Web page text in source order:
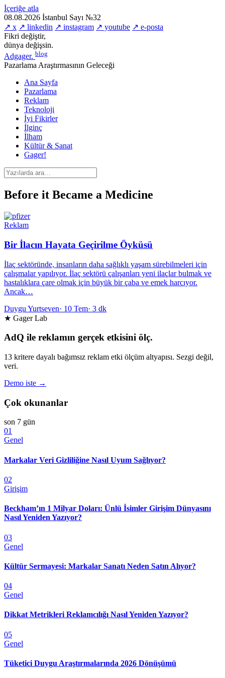
İçeriğe atla
08.08.2026 İstanbul Sayı №32
↗ x ↗ linkedin ↗ instagram ↗ youtube ↗ e-posta
Fikri değiştir,
dünya değişsin.
Adgager. blog
Pazarlama Araştırmasının Geleceği
Ana Sayfa
Pazarlama
Reklam
Teknoloji
İyi Fikirler
İlginç
İlham
Kültür & Sanat
Gager!
Before it Became a Medicine
Reklam
Bir İlacın Hayata Geçirilme Öyküsü
İlaç sektöründe, insanların daha sağlıklı yaşam sürebilmeleri için
çalışmalar yapılıyor. İlaç sektörü çalışanları yeni ilaçlar bulmak ve
hastalıklara çare olmak için büyük bir çaba ve emek harcıyor.
Ancak…
Duygu Yurtseven· 10 Tem· 3 dk
★ Gager Lab
AdQ ile reklamın gerçek etkisini ölç.
13 kritere dayalı bağımsız reklam etki ölçüm altyapısı. Sezgi değil,
veri.
Demo iste →
Çok okunanlar
son 7 gün
01
Genel
Markalar Veri Gizliliğine Nasıl Uyum Sağlıyor?
02
Girişim
Beckham’ın 1 Milyar Doları: Ünlü İsimler Girişim Dünyasını
Nasıl Yeniden Yazıyor?
03
Genel
Kültür Sermayesi: Markalar Sanatı Neden Satın Alıyor?
04
Genel
Dikkat Metrikleri Reklamcılığı Nasıl Yeniden Yazıyor?
05
Genel
Tüketici Duygu Araştırmalarında 2026 Dönüşümü